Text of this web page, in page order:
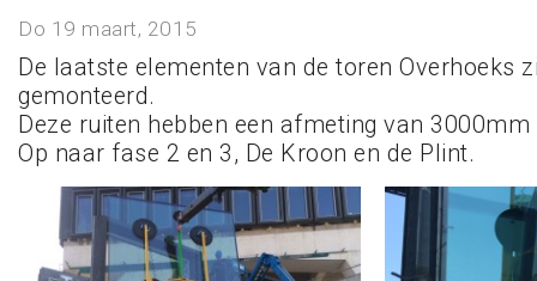
Do 19 maart, 2015
De laatste elementen van de toren Overhoeks
gemonteerd.
Deze ruiten hebben een afmeting van
Op naar fase 2 en 3, De Kroon en de Plint.